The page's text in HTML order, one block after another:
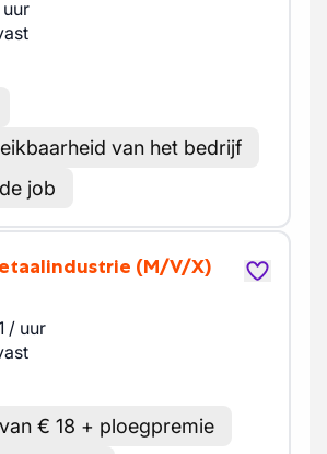
uur
van het bedrijf
job
(M/V/X)
/ uur
€ 18 + ploegpremie